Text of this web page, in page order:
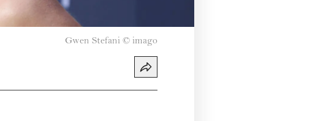
Gwen Stefani © imago